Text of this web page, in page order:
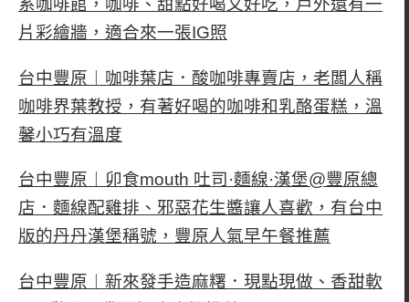
系咖啡館，咖啡、甜點好喝又好吃，戶外還有一
片彩繪牆，適合來一張IG照
台中豐原︱咖啡葉店．酸咖啡專賣店，老闆人稱
咖啡界葉教授，有著好喝的咖啡和乳酪蛋糕，溫
馨小巧有溫度
台中豐原︱卯食mouth 吐司·麵線·漢堡@豐原總
店．麵線配雞排、邪惡花生醬讓人喜歡，有台中
版的丹丹漢堡稱號，豐原人氣早午餐推薦
台中豐原︱新來發手造麻糬．現點現做、香甜軟